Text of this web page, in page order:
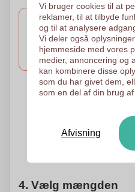
1 Farve
Tryk i serigrafi
25 x 30 mm
1
50 x
50 x
4. Vælg mængden
Vi bruger cookies til at
reklamer, til at tilbyde
og til at analysere
Vi deler også
hjemmeside med vores
medier, annoncering og
kan kombinere disse
som du har givet dem,
som en del af din brug af
Afvisning